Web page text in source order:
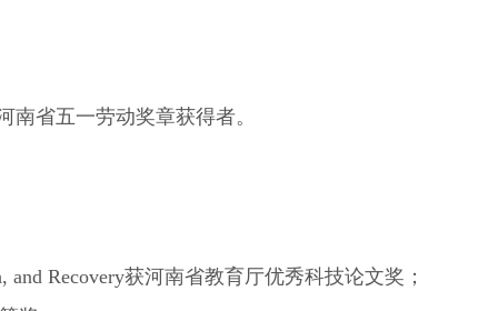
省五一劳动奖章获得者。
and Recovery获河南省教育厅优秀科技论文奖；